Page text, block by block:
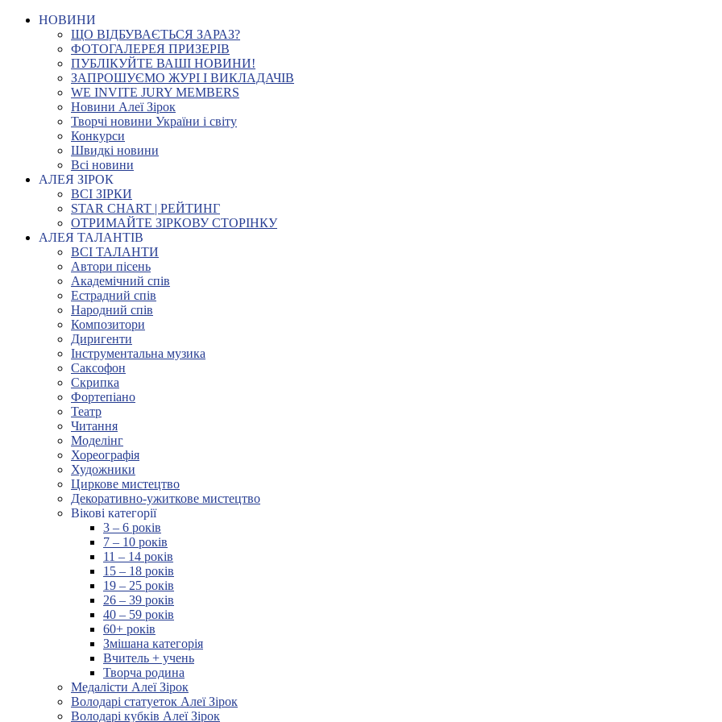
НОВИНИ
ЩО ВІДБУВАЄТЬСЯ ЗАРАЗ?
ФОТОГАЛЕРЕЯ ПРИЗЕРІВ
ПУБЛІКУЙТЕ ВАШІ НОВИНИ!
ЗАПРОШУЄМО ЖУРІ І ВИКЛАДАЧІВ
WE INVITE JURY MEMBERS
Новини Алеї Зірок
Творчі новини України і світу
Конкурси
Швидкі новини
Всі новини
АЛЕЯ ЗІРОК
ВСІ ЗІРКИ
STAR CHART | РЕЙТИНГ
ОТРИМАЙТЕ ЗІРКОВУ СТОРІНКУ
АЛЕЯ ТАЛАНТІВ
ВСІ ТАЛАНТИ
Автори пісень
Академічний спів
Естрадний спів
Народний спів
Композитори
Диригенти
Інструментальна музика
Саксофон
Скрипка
Фортепіано
Театр
Читання
Моделінг
Хореографія
Художники
Циркове мистецтво
Декоративно-ужиткове мистецтво
Вікові категорії
3 – 6 років
7 – 10 років
11 – 14 років
15 – 18 років
19 – 25 років
26 – 39 років
40 – 59 років
60+ років
Змішана категорія
Вчитель + учень
Творча родина
Медалісти Алеї Зірок
Володарі статуеток Алеї Зірок
Володарі кубків Алеї Зірок